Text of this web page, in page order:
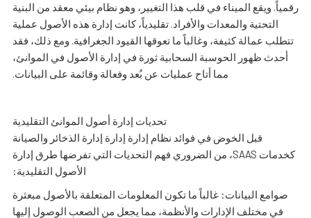
رقمياً. ويقع الميناء في قلب هذا التغيير، وهو نظام بيئي معقد من البنية
التحتية والمعدات والأفراد. تقليدياً، كانت إدارة هذه الأصول عملية
تتطلب عمالة كثيفة، وغالباً ما تعوقها القيود الجغرافية. ومع ذلك، فقد
أحدث ظهور الحوسبة السحابية ثورة في إدارة الأصول في الموانئ،
مما أتاح عمليات عن بُعد وفعالة وقائمة على البيانات.
تحديات إدارة أصول الموانئ التقليدية
قبل الخوض في فوائد نظام إدارة إدارة إدارة الذخائر والصيانة
كخدمات SAAS، من الضروري فهم التحديات التي تفرضها طرق إدارة
الأصول التقليدية:
صوامع البيانات: غالباً ما تكون المعلومات المتعلقة بالأصول مبعثرة
في مختلف الإدارات والأنظمة، مما يجعل من الصعب الوصول إليها